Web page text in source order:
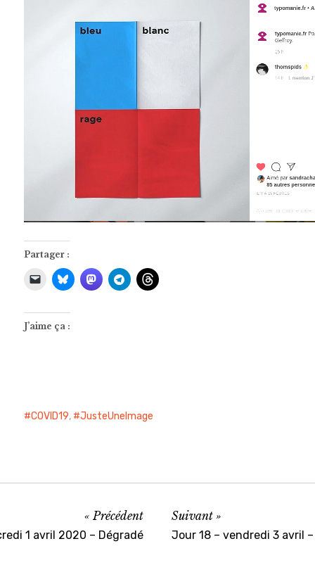
Partager :
J’aime ça :
COVID19, JusteUneImage
Précédent
1 avril 2020 – Dégradé
Suivant
Jour 18 – vendredi 3 avril